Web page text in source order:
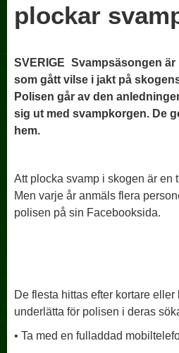
plockar
SVERIGE Svampsäsongen
som gått vilse i jakt på
Polisen går av den
sig ut med svampkorgen. De
hem.
Att plocka svamp i skogen är en
Men varje år anmäls flera
polisen på sin Facebooksida.
De flesta hittas efter kortare
underlätta för polisen i deras
• Ta med en fulladdad